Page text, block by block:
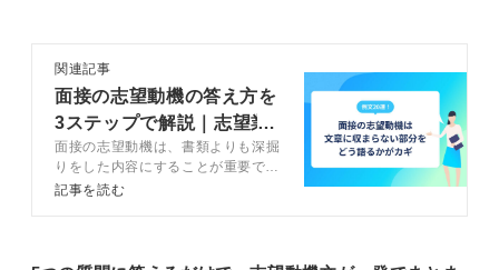
関連記事
面接の志望動機の答え方を
3ステップで解説｜志望業
界別の例文20選
面接の志望動機は、書類よりも深掘
りをした内容にすることが重要で
す。面接で志望動機を答えるための
ャリアコンサルタントが解説しま
記事を読む